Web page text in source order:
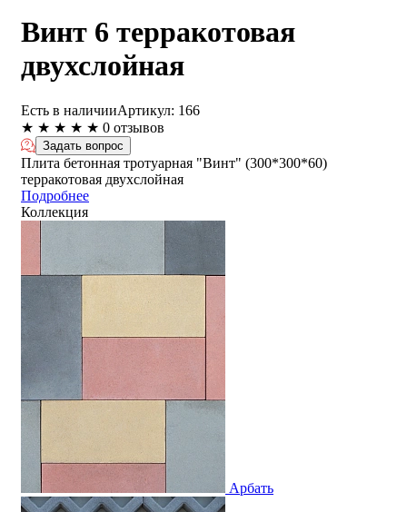
Винт 6 терракотовая
двухслойная
Есть в наличииАртикул: 166
★ ★ ★ ★ ★ 0 отзывов
Задать вопрос
Плита бетонная тротуарная "Винт" (300*300*60)
терракотовая двухслойная
Подробнее
Коллекция
Арбать